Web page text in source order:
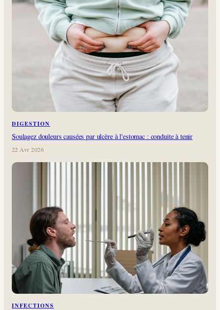
DIGESTION
Soulagez douleurs causées par ulcère à l'estomac : conduite à tenir
22 Avr 2026
INFECTIONS